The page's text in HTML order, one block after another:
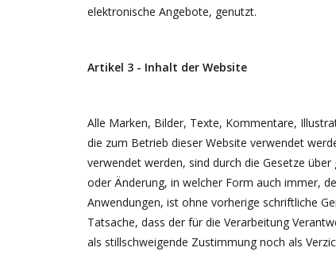
elektronische Angebote, genutzt.
Artikel 3 - Inhalt der Website
Alle Marken, Bilder, Texte, Kommentare,
die zum Betrieb dieser Website verwendet
verwendet werden, sind durch die Gesetze
oder Änderung, in welcher Form auch immer,
Anwendungen, ist ohne vorherige schriftliche
Tatsache, dass der für die Verarbeitung
als stillschweigende Zustimmung noch als